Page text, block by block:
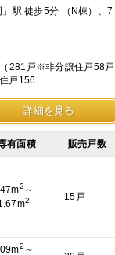
駅 徒歩5分 （N棟）、7
281戸※非分譲住戸58戸
戸156…
詳細を見る
有面積 販売戸数
2 ～
2 15戸
2 ～